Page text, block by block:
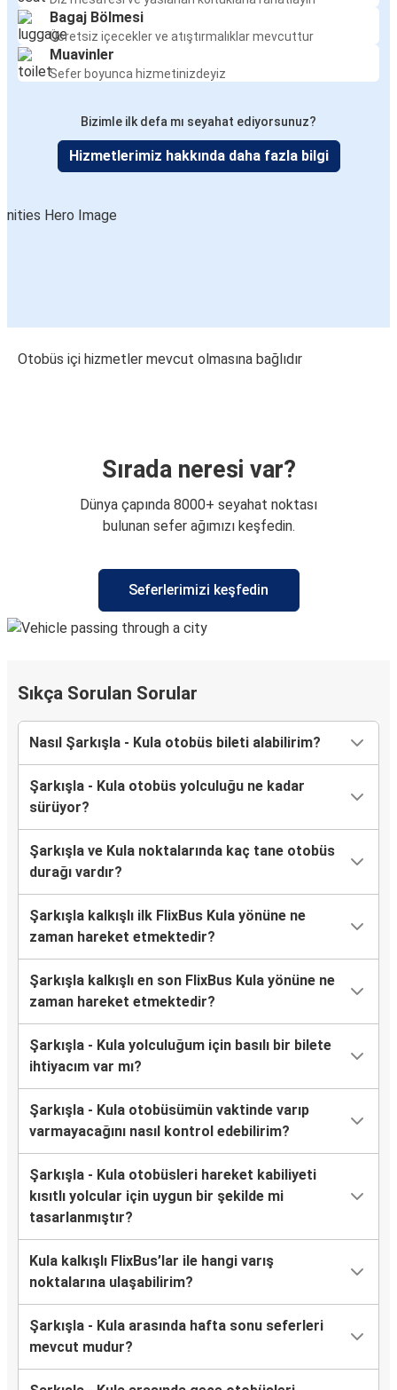
Bagaj Bölmesi
Ücretsiz içecekler ve atıştırmalıklar mevcuttur
Muavinler
Sefer boyunca hizmetinizdeyiz
Bizimle ilk defa mı seyahat ediyorsunuz?
Hizmetlerimiz hakkında daha fazla bilgi
Otobüs içi hizmetler mevcut olmasına bağlıdır
Sırada neresi var?
Dünya çapında 8000+ seyahat noktası
bulunan sefer ağımızı keşfedin.
Seferlerimizi keşfedin
Sıkça Sorulan Sorular
Nasıl Şarkışla - Kula otobüs bileti alabilirim?
Şarkışla - Kula otobüs yolculuğu ne kadar
sürüyor?
Şarkışla ve Kula noktalarında kaç tane otobüs
durağı vardır?
Şarkışla kalkışlı ilk FlixBus Kula yönüne ne
zaman hareket etmektedir?
Şarkışla kalkışlı en son FlixBus Kula yönüne ne
zaman hareket etmektedir?
Şarkışla - Kula yolculuğum için basılı bir bilete
ihtiyacım var mı?
Şarkışla - Kula otobüsümün vaktinde varıp
varmayacağını nasıl kontrol edebilirim?
Şarkışla - Kula otobüsleri hareket kabiliyeti
kısıtlı yolcular için uygun bir şekilde mi
tasarlanmıştır?
Kula kalkışlı FlixBus’lar ile hangi varış
noktalarına ulaşabilirim?
Şarkışla - Kula arasında hafta sonu seferleri
mevcut mudur?